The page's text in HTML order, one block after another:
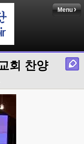
Menu
회 찬양